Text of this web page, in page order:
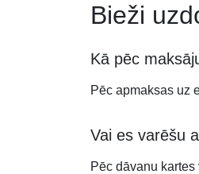
Bieži
Kā pēc
Pēc apmaksas uz
Vai es varēšu
Pēc dāvanu